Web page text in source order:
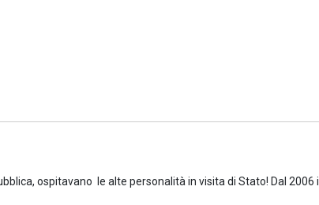
ospitavano le alte personalità in visita di Stato! Dal 2006 i